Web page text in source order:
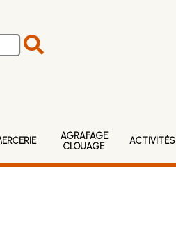
AGRAFAGE
CLOUAGE
ACTIVITÉS